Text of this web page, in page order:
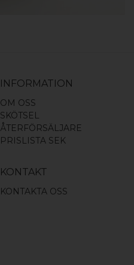
INFORMATION
OM OSS
SKÖTSEL
ÅTERFÖRSÄLJARE
PRISLISTA SEK
KONTAKT
KONTAKTA OSS